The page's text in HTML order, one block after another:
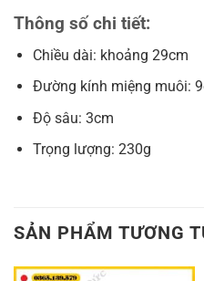
Thông số chi tiết:
Chiều dài: khoảng 29cm
Đường kính miệng muôi:
Độ sâu: 3cm
Trọng lượng: 230g
SẢN PHẨM TƯƠNG